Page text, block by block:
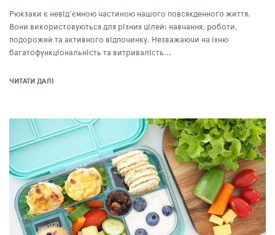
Рюкзаки є невід'ємною частиною нашого повсякденного життя.
Вони використовуються для різних цілей: навчання, роботи,
подорожей та активного відпочинку. Незважаючи на їхню
багатофункціональність та витривалість...
ЧИТАТИ ДАЛІ